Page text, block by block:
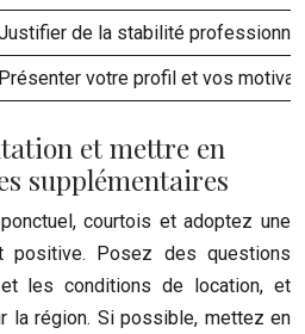
de la stabilité
Présenter votre profil et vos
et mettre en
supplémentaires
courtois et adoptez une
positive. Posez des questions
les conditions de location, et
la région. Si possible, mettez en